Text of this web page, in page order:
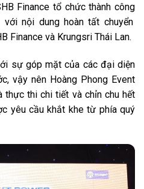
Finance tổ chức thành công
với nội dung hoàn tất chuyển
Finance và Krungsri Thái Lan.
sự góp mặt của các đại diện
vậy nên Hoàng Phong Event
thực thi chi tiết và chỉn chu hết
yêu cầu khắt khe từ phía quý